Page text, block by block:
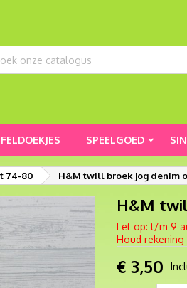
SPEELGOED
74-80 H&M twill broek jog denim
H&M
Let op: t/m 9
Houd
€ 3,50